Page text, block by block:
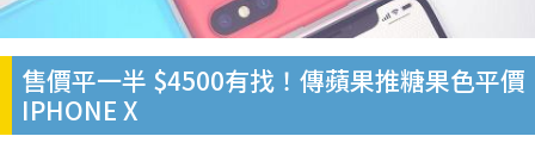
售價平一半 $4500有找！傳蘋果推糖果色平價
IPHONE X